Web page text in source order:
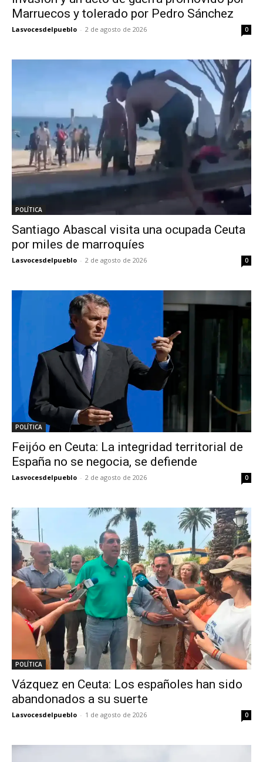
Marruecos y tolerado por Pedro Sánchez
Lasvocesdelpueblo - 2 de agosto de 2026 0
POLÍTICA
Santiago Abascal visita una ocupada Ceuta
por miles de marroquíes
Lasvocesdelpueblo - 2 de agosto de 2026 0
POLÍTICA
Feijóo en Ceuta: La integridad territorial de
España no se negocia, se defiende
Lasvocesdelpueblo - 2 de agosto de 2026 0
POLÍTICA
Vázquez en Ceuta: Los españoles han sido
abandonados a su suerte
Lasvocesdelpueblo - 1 de agosto de 2026 0